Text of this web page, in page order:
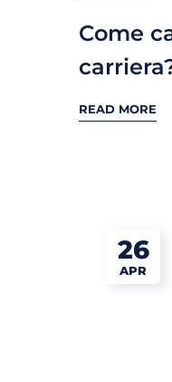
Come
READ MORE
26
APR